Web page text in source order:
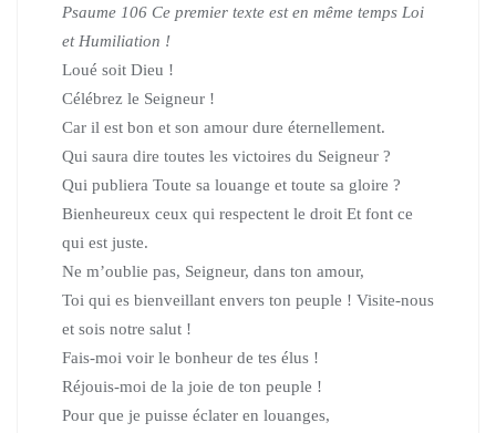
Psaume 106 Ce premier texte est en même temps Loi
et Humiliation !
Loué soit Dieu !
Célébrez le Seigneur !
Car il est bon et son amour dure éternellement.
Qui saura dire toutes les victoires du Seigneur ?
Qui publiera Toute sa louange et toute sa gloire ?
Bienheureux ceux qui respectent le droit Et font ce
qui est juste.
Ne m’oublie pas, Seigneur, dans ton amour,
Toi qui es bienveillant envers ton peuple ! Visite-nous
et sois notre salut !
Fais-moi voir le bonheur de tes élus !
Réjouis-moi de la joie de ton peuple !
Pour que je puisse éclater en louanges,